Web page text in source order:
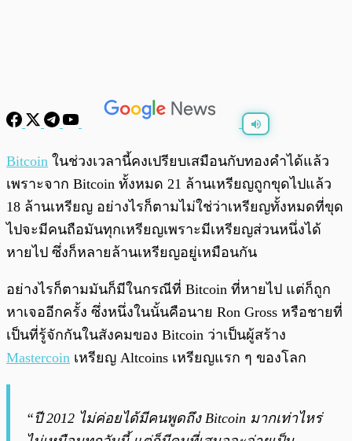
พร้อมเล่น 0:00 /0:00
Bitcoin ในช่วงเวลานี้คงเปรียบเสมือนกับทองคำได้แล้ว
เพราะจาก Bitcoin ทั้งหมด 21 ล้านเหรียญถูกขุดไปแล้ว
18 ล้านเหรียญ อย่างไรก็ตามไม่ใช่ว่าเหรียญทั้งหมดที่ขุด
ไปจะมีคนถือมันทุกเหรียญเพราะมีเหรียญส่วนหนึ่งได้
หายไป ซึ่งก็หลายล้านเหรียญอยู่เหมือนกัน
อย่างไรก็ตามมันก็มีในกรณีที่ Bitcoin ที่หายไป แต่ก็ถูก
หาเจออีกครั้ง ซึ่งหนึ่งในนั้นคือนาย Ron Gross หรือชายที่
เป็นที่รู้จักกันในสังคมของ Bitcoin ว่าเป็นผู้สร้าง
Mastercoin เหรียญ Altcoins เหรียญแรก ๆ ของโลก
“ปี 2012 ไม่ค่อยได้มีคนพูดถึง Bitcoin มากเท่าไหร่